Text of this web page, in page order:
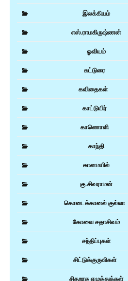
இலக்கியம்
எஸ்.ராமகிருஷ்ணன்
ஓவியம்
கட்டுரை
கவிதைகள்
காட்டுயிர்
காணொளி
காந்தி
கானமயில்
கு.சிவராமன்
கொடைக்கானல் குல்லா
கோவை சதாசிவம்
சந்திப்புகள்
சிட்டுக்குருவிகள்
சிதறாத எழுத்துக்கள்